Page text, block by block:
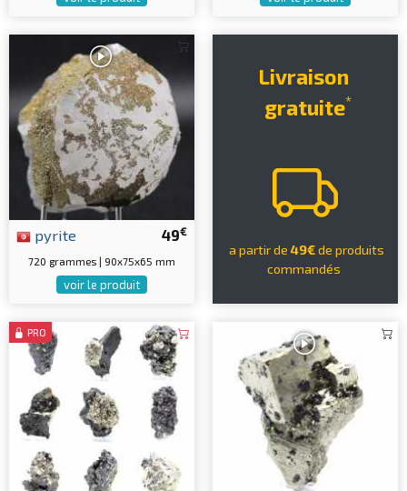
49€
pyrite
720 grammes | 90x75x65 mm
voir le produit
Livraison
gratuite*
a partir de 49€de produits
commandés
PRO